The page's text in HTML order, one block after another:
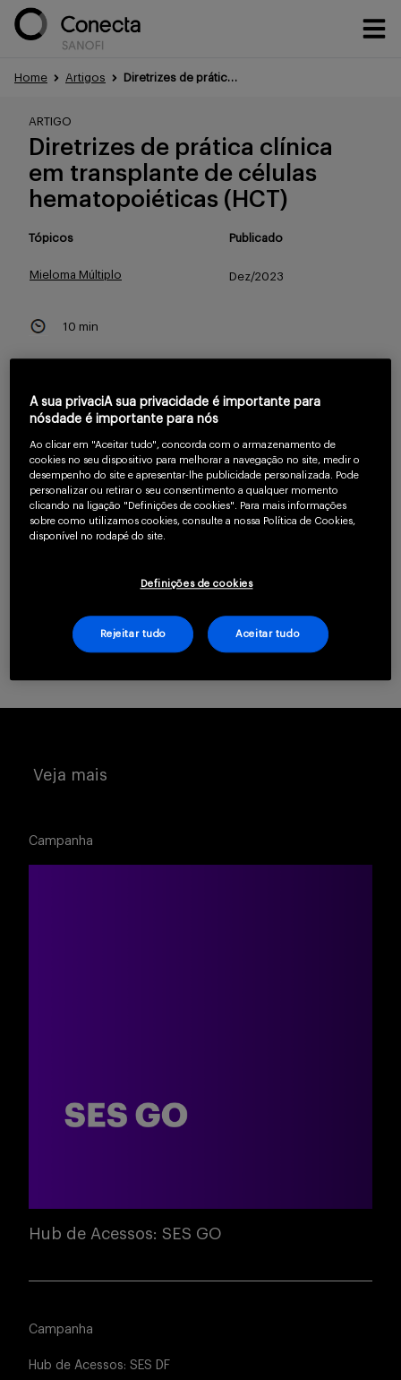
Eventos
Serviços
Sobre
Home Artigos Diretrizes de prática clínica em transplante de células hematopoiéticas (HCT)
ARTIGO
Diretrizes de prática clínica
em transplante de células
hematopoiéticas (HCT)
Tópicos
Mieloma Múltiplo
Publicado
Dez/2023
10 min
Para continuar lendo
confirme que você é
um profissional da
saúde.
CLIQUE AQUI PARA SE CADASTRAR
Já possui uma conta? Clique aqui.
Veja mais
Campanha
Hub de Acessos: SES GO
Campanha
Hub de Acessos: SES DF
A sua privaciA sua privacidade é importante para
nósdade é importante para nós
Ao clicar em "Aceitar tudo", concorda com o armazenamento de
cookies no seu dispositivo para melhorar a navegação no site, medir o
desempenho do site e apresentar-lhe publicidade personalizada. Pode
personalizar ou retirar o seu consentimento a qualquer momento
clicando na ligação "Definições de cookies". Para mais informações
sobre como utilizamos cookies, consulte a nossa Política de Cookies,
disponível no rodapé do site.
Definições de cookies
Rejeitar tudo Aceitar tudo